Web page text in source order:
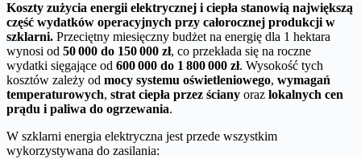
Koszty zużycia energii elektrycznej i ciepła stanowią największą
część wydatków operacyjnych przy całorocznej produkcji w
szklarni. Przeciętny miesięczny budżet na energię dla 1 hektara
wynosi od 50 000 do 150 000 zł, co przekłada się na roczne
wydatki sięgające od 600 000 do 1 800 000 zł. Wysokość tych
kosztów zależy od mocy systemu oświetleniowego, wymagań
temperaturowych, strat ciepła przez ściany oraz lokalnych cen
prądu i paliwa do ogrzewania.
W szklarni energia elektryczna jest przede wszystkim
wykorzystywana do zasilania: